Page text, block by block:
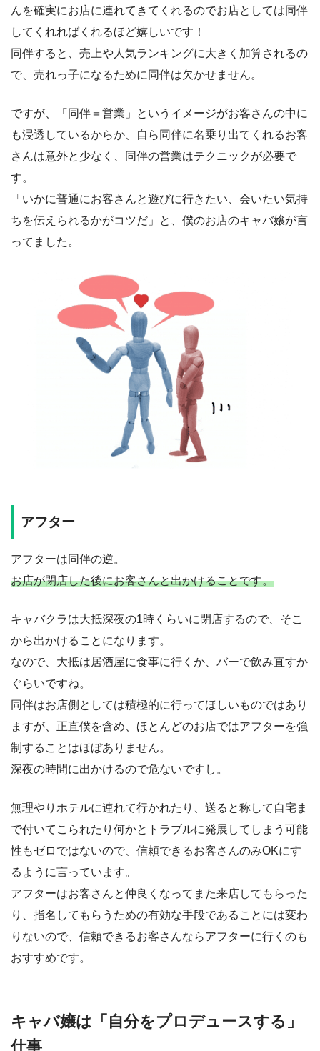
んを確実にお店に連れてきてくれるのでお店としては同伴
してくれればくれるほど嬉しいです！
同伴すると、売上や人気ランキングに大きく加算されるの
で、売れっ子になるために同伴は欠かせません。
ですが、「同伴＝営業」というイメージがお客さんの中に
も浸透しているからか、自ら同伴に名乗り出てくれるお客
さんは意外と少なく、同伴の営業はテクニックが必要で
す。
「いかに普通にお客さんと遊びに行きたい、会いたい気持
ちを伝えられるかがコツだ」と、僕のお店のキャバ嬢が言
ってました。
アフター
アフターは同伴の逆。
お店が閉店した後にお客さんと出かけることです。
キャバクラは大抵深夜の1時くらいに閉店するので、そこ
から出かけることになります。
なので、大抵は居酒屋に食事に行くか、バーで飲み直すか
ぐらいですね。
同伴はお店側としては積極的に行ってほしいものではあり
ますが、正直僕を含め、ほとんどのお店ではアフターを強
制することはほぼありません。
深夜の時間に出かけるので危ないですし。
無理やりホテルに連れて行かれたり、送ると称して自宅ま
で付いてこられたり何かとトラブルに発展してしまう可能
性もゼロではないので、信頼できるお客さんのみOKにす
るように言っています。
アフターはお客さんと仲良くなってまた来店してもらった
り、指名してもらうための有効な手段であることには変わ
りないので、信頼できるお客さんならアフターに行くのも
おすすめです。
キャバ嬢は「自分をプロデュースする」
仕事